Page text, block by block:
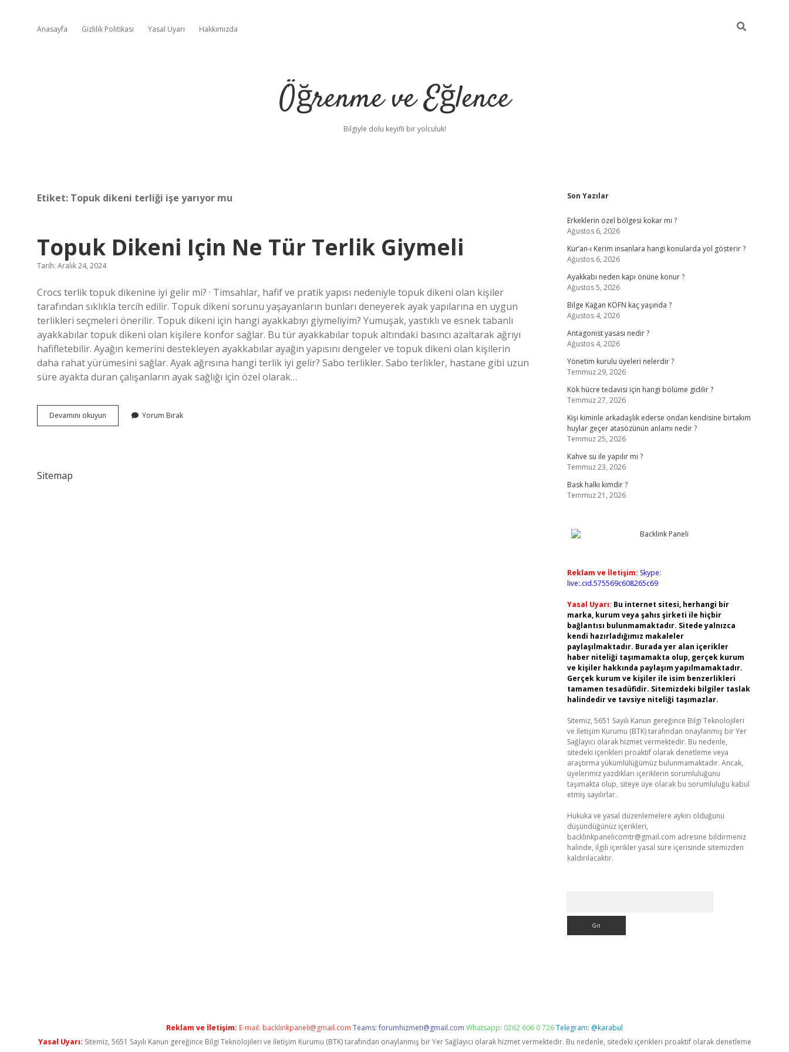
Anasayfa Gizlilik Politikası Yasal Uyarı Hakkımızda
Öğrenme ve Eğlence
Bilgiyle dolu keyifli bir yolculuk!
Etiket: Topuk dikeni terliği işe yarıyor mu
Topuk Dikeni Için Ne Tür Terlik Giymeli
Tarih: Aralık 24, 2024
Crocs terlik topuk dikenine iyi gelir mi? · Timsahlar, hafif ve pratik yapısı nedeniyle topuk dikeni olan kişiler
tarafından sıklıkla tercih edilir. Topuk dikeni sorunu yaşayanların bunları deneyerek ayak yapılarına en uygun
terlikleri seçmeleri önerilir. Topuk dikeni için hangi ayakkabıyı giymeliyim? Yumuşak, yastıklı ve esnek tabanlı
ayakkabılar topuk dikeni olan kişilere konfor sağlar. Bu tür ayakkabılar topuk altındaki basıncı azaltarak ağrıyı
hafifletebilir. Ayağın kemerini destekleyen ayakkabılar ayağın yapısını dengeler ve topuk dikeni olan kişilerin
daha rahat yürümesini sağlar. Ayak ağrısına hangi terlik iyi gelir? Sabo terlikler. Sabo terlikler, hastane gibi uzun
süre ayakta duran çalışanların ayak sağlığı için özel olarak…
Devamını okuyun
Dikeni
Yorum Bırak
Sitemap
Sidebar
Son Yazılar
Erkeklerin özel bölgesi kokar mı ?
Ağustos 6, 2026
Kur’an-ı Kerim insanlara hangi konularda yol gösterir ?
Ağustos 6, 2026
Ayakkabı neden kapı önüne konur ?
Ağustos 5, 2026
Bilge Kağan KÖFN kaç yaşında ?
Ağustos 4, 2026
Antagonist yasası nedir ?
Ağustos 4, 2026
Yönetim kurulu üyeleri nelerdir ?
Temmuz 29, 2026
Kök hücre tedavisi için hangi bölüme gidilir ?
Temmuz 27, 2026
Kişi kiminle arkadaşlık ederse ondan kendisine birtakım
huylar geçer atasözünün anlamı nedir ?
Temmuz 25, 2026
Kahve su ile yapılır mı ?
Temmuz 23, 2026
Bask halkı kimdir ?
Temmuz 21, 2026
Reklam ve İletişim: Skype:
live:.cid.575569c608265c69
Yasal Uyarı: Bu internet sitesi, herhangi bir
marka, kurum veya şahıs şirketi ile hiçbir
bağlantısı bulunmamaktadır. Sitede yalnızca
kendi hazırladığımız makaleler
paylaşılmaktadır. Burada yer alan içerikler
haber niteliği taşımamakta olup, gerçek kurum
ve kişiler hakkında paylaşım yapılmamaktadır.
Gerçek kurum ve kişiler ile isim benzerlikleri
tamamen tesadüfidir. Sitemizdeki bilgiler taslak
halindedir ve tavsiye niteliği taşımazlar.
Sitemiz, 5651 Sayılı Kanun gereğince Bilgi Teknolojileri
ve İletişim Kurumu (BTK) tarafından onaylanmış bir Yer
Sağlayıcı olarak hizmet vermektedir. Bu nedenle,
sitedeki içerikleri proaktif olarak denetleme veya
araştırma yükümlülüğümüz bulunmamaktadır. Ancak,
üyelerimiz yazdıkları içeriklerin sorumluluğunu
taşımakta olup, siteye üye olarak bu sorumluluğu kabul
etmiş sayılırlar.
Hukuka ve yasal düzenlemelere aykırı olduğunu
düşündüğünüz içerikleri,
backlinkpanelicomtr@gmail.com adresine bildirmeniz
halinde, ilgili içerikler yasal süre içerisinde sitemizden
kaldırılacaktır.
Reklam ve İletişim: E-mail: backlinkpaneli@gmail.com Teams:forumhizmeti@gmail.com Whatsapp: 0262 606 0 726Telegram: @karabul
Yasal Uyarı: Sitemiz, 5651 Sayılı Kanun gereğince Bilgi Teknolojileri ve İletişim Kurumu (BTK) tarafından onaylanmış bir Yer Sağlayıcı olarak hizmet vermektedir. Bu nedenle, sitedeki içerikleri proaktif olarak denetleme